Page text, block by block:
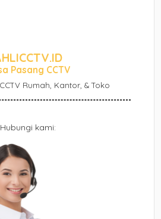
Pasang CCTV
Rumah, Kantor, & Toko
Hubungi kami: